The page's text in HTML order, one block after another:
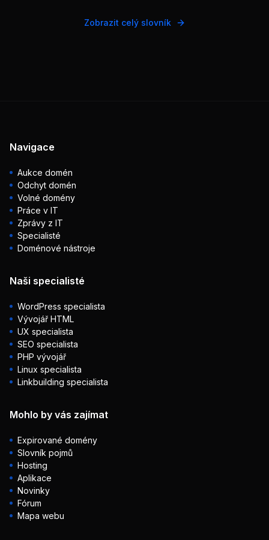
Zobrazit celý slovník
Navigace
Aukce domén
Odchyt domén
Volné domény
Práce v IT
Zprávy z IT
Specialisté
Doménové nástroje
Naši specialisté
WordPress specialista
Vývojář HTML
UX specialista
SEO specialista
PHP vývojář
Linux specialista
Linkbuilding specialista
Mohlo by vás zajímat
Expirované domény
Slovník pojmů
Hosting
Aplikace
Novinky
Fórum
Mapa webu